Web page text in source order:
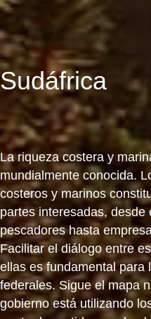
Sudáfrica
La riqueza costera y
mundialmente conocida.
costeros y marinos
partes interesadas,
pescadores hasta
Facilitar el diálogo entre
ellas es fundamental para
federales. Sigue el mapa
gobierno está utilizando